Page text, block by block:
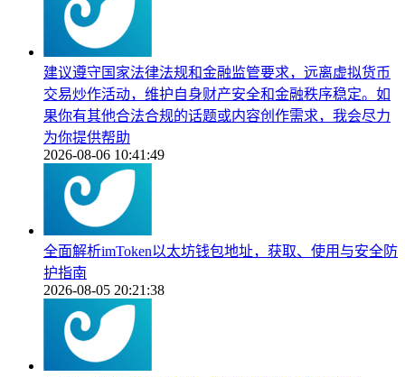
建议遵守国家法律法规和金融监管要求，远离虚拟货币
交易炒作活动，维护自身财产安全和金融秩序稳定。如
果你有其他合法合规的话题或内容创作需求，我会尽力
为你提供帮助
2026-08-06 10:41:49
全面解析imToken以太坊钱包地址，获取、使用与安全防
护指南
2026-08-05 20:21:38